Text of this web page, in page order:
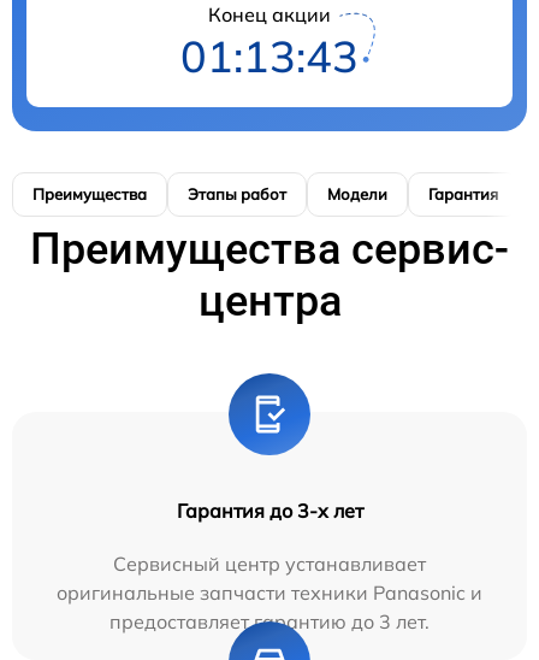
Конец акции
01:13:42
Преимущества Этапы работ Модели Гарантия
Преимущества сервис-
центра
Гарантия до 3-х лет
Сервисный центр устанавливает
оригинальные запчасти техники Panasonic и
предоставляет гарантию до 3 лет.